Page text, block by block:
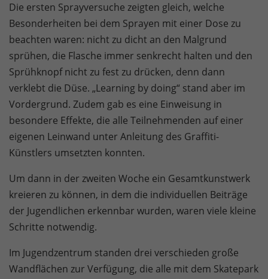
Die ersten Sprayversuche zeigten gleich, welche
Besonderheiten bei dem Sprayen mit einer Dose zu
beachten waren: nicht zu dicht an den Malgrund
sprühen, die Flasche immer senkrecht halten und den
Sprühknopf nicht zu fest zu drücken, denn dann
verklebt die Düse. „Learning by doing“ stand aber im
Vordergrund. Zudem gab es eine Einweisung in
besondere Effekte, die alle Teilnehmenden auf einer
eigenen Leinwand unter Anleitung des Graffiti-
Künstlers umsetzten konnten.
Um dann in der zweiten Woche ein Gesamtkunstwerk
kreieren zu können, in dem die individuellen Beiträge
der Jugendlichen erkennbar wurden, waren viele kleine
Schritte notwendig.
Im Jugendzentrum standen drei verschieden große
Wandflächen zur Verfügung, die alle mit dem Skatepark